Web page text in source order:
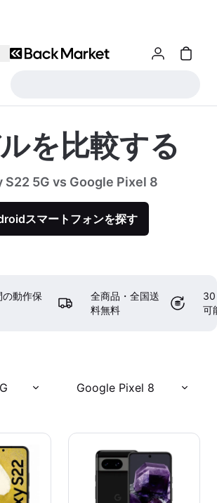
を比較する
S22 5G vs Google Pixel 8
スマートフォンを探す
の動作保
全商品・全国送
料無料
30
可
Google Pixel 8